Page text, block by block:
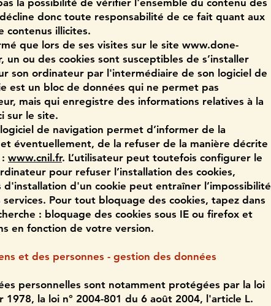
la possibilité de vérifier l'ensemble du contenu des
donc toute responsabilité de ce fait quant aux
contenus illicites.
que lors de ses visites sur le site www.done-
, un ou des cookies sont susceptibles de s’installer
son ordinateur par l'intermédiaire de son logiciel de
est un bloc de données qui ne permet pas
mais qui enregistre des informations relatives à la
sur le site.
de navigation permet d’informer de la
éventuellement, de la refuser de la manière décrite
www.cnil.fr. L’utilisateur peut toutefois configurer le
pour refuser l’installation des cookies,
d'installation d'un cookie peut entraîner l’impossibilité
services. Pour tout bloquage des cookies, tapez dans
: bloquage des cookies sous IE ou firefox et
en fonction de votre version.
et des personnes - gestion des données
personnelles sont notamment protégées par la loi
1978, la loi n° 2004-801 du 6 août 2004, l'article L.